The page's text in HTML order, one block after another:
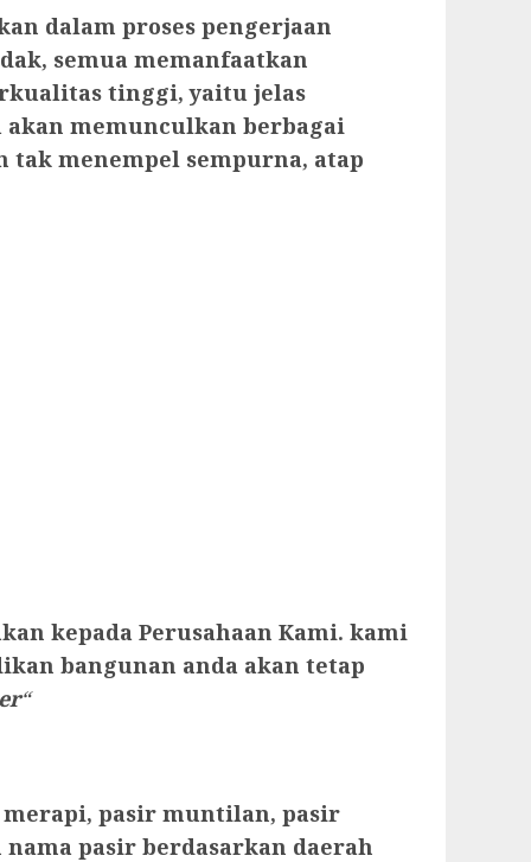
dalam proses pengerjaan
semua memanfaatkan
tinggi, yaitu jelas
memunculkan berbagai
menempel sempurna, atap
kepada Perusahaan Kami. kami
bangunan anda akan tetap
“
pasir muntilan, pasir
pasir berdasarkan daerah